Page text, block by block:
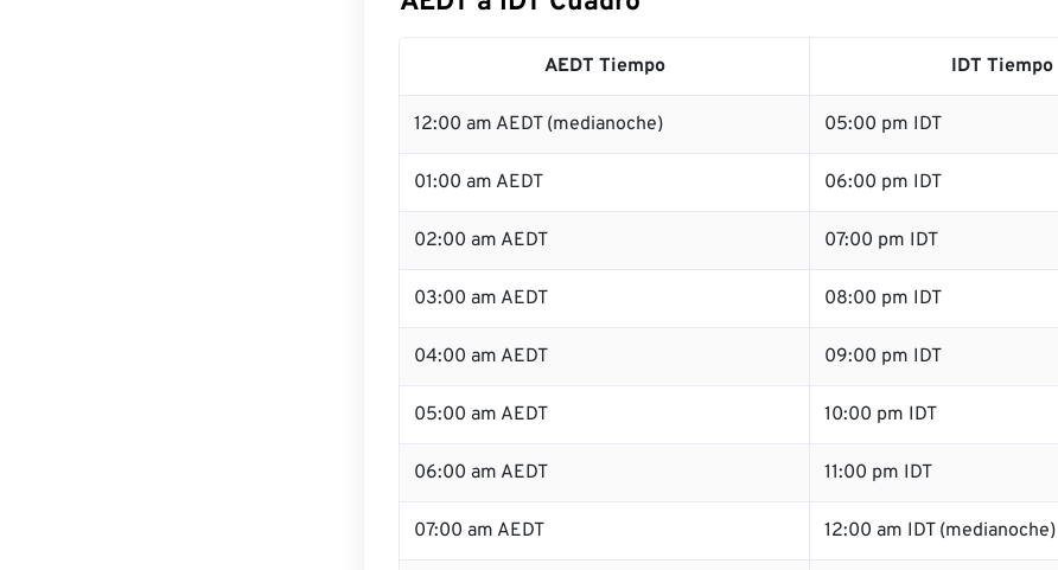
AEDT Tiempo IDT Tiempo
12:00 am AEDT (medianoche) 05:00 pm IDT
01:00 am AEDT 06:00 pm IDT
02:00 am AEDT 07:00 pm IDT
03:00 am AEDT 08:00 pm IDT
04:00 am AEDT 09:00 pm IDT
05:00 am AEDT 10:00 pm IDT
06:00 am AEDT 11:00 pm IDT
07:00 am AEDT 12:00 am IDT (medianoche)